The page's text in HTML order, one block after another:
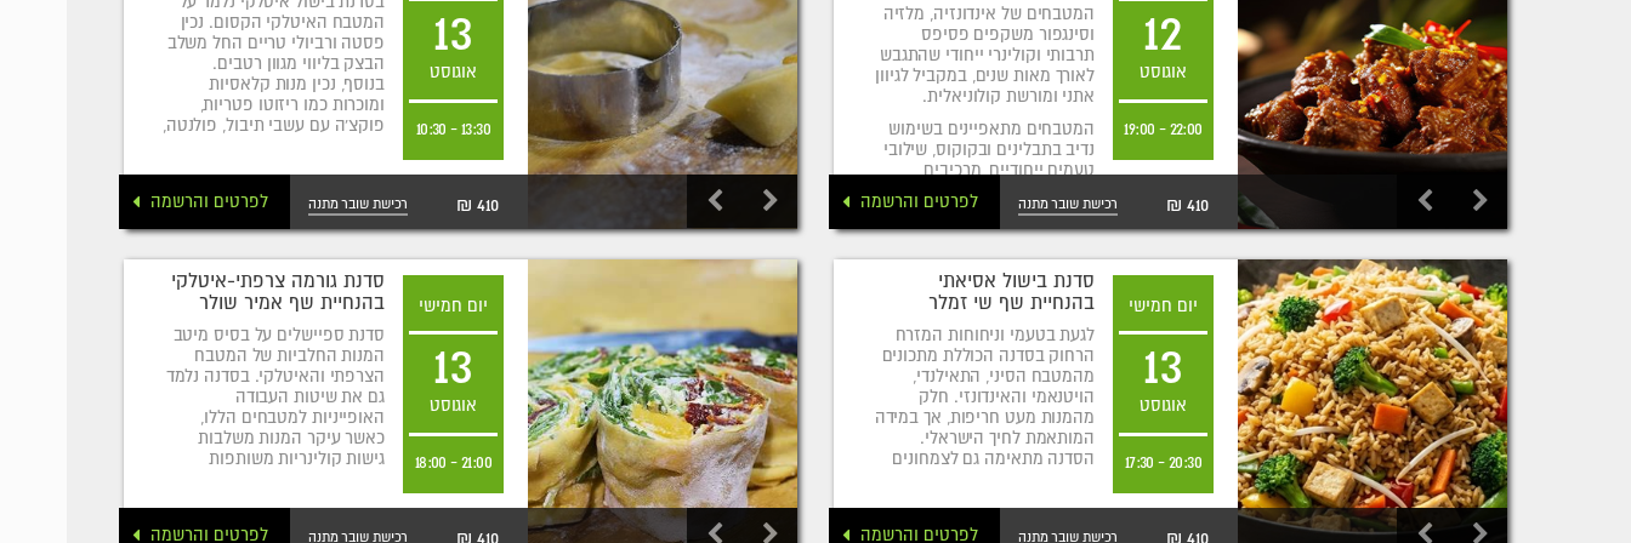
12
אוגוסט
22:00
-
19:00
המטבחים של אינדונזיה, מלזיה
וסינגפור משקפים פסיפס
תרבותי וקולינרי ייחודי שהתגבש
לאורך מאות שנים, במקביל לגיוון
אתני ומורשת קולוניאלית.
המטבחים מתאפיינים בשימוש
נדיב בתבלינים ובקוקוס, שילובי
טעמים ייחודיים, מרכיבים
מקומיים ומגוון טכניקות בישול.
410 ₪ רכישת שובר מתנה לפרטים והרשמה
13
אוגוסט
13:30
-
10:30
המטבח האיטלקי הקסום. נכין
פסטה ורביולי טריים החל משלב
הבצק בליווי מגוון רטבים.
בנוסף, נכין מנות קלאסיות
ומוכרות כמו ריזוטו פטריות,
פוקצ'ה עם עשבי תיבול, פולנטה,
410 ₪ רכישת שובר מתנה לפרטים והרשמה
יום חמישי
13
אוגוסט
20:30
-
17:30
סדנת בישול אסיאתי
בהנחיית שף שי זמלר
לגעת בטעמי וניחוחות המזרח
הרחוק בסדנה הכוללת מתכונים
מהמטבח הסיני, התאילנדי,
הויטנאמי והאינדונזי. חלק
מהמנות מעט חריפות, אך במידה
המותאמת לחיך הישראלי.
הסדנה מתאימה גם לצמחונים
410 ₪ רכישת שובר מתנה לפרטים והרשמה
יום חמישי
13
אוגוסט
21:00
-
18:00
סדנת גורמה צרפתי-איטלקי
בהנחיית שף אמיר שולר
סדנת ספיישלים על בסיס מיטב
המנות החלביות של המטבח
הצרפתי והאיטלקי. בסדנה נלמד
גם את שיטות העבודה
האופייניות למטבחים הללו,
כאשר עיקר המנות משלבות
גישות קולינריות משותפות
410 ₪ רכישת שובר מתנה לפרטים והרשמה